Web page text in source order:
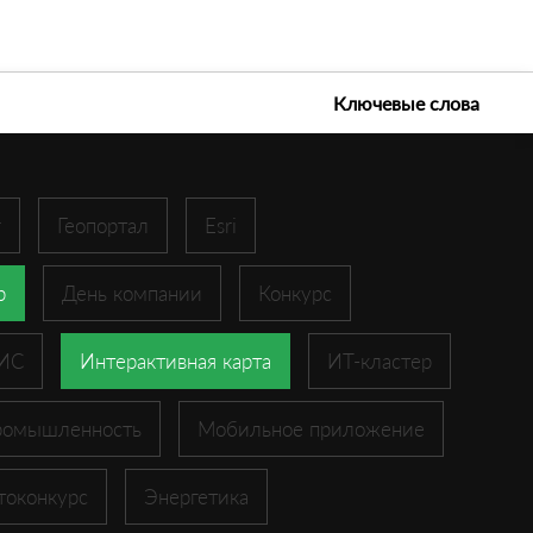
Ключевые слова
Геопортал Esri
День компании Конкурс
Интерактивная карта ИТ-кластер
Мобильное приложение
Энергетика